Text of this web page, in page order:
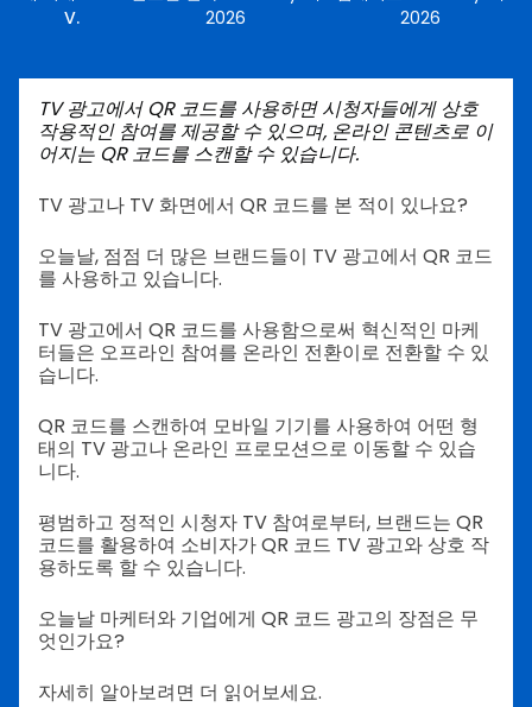
V.
2026
2026
TV 광고에서 QR 코드를 사용하면 시청자들에게 상호
작용적인 참여를 제공할 수 있으며, 온라인 콘텐츠로 이
어지는 QR 코드를 스캔할 수 있습니다.
TV 광고나 TV 화면에서 QR 코드를 본 적이 있나요?
오늘날, 점점 더 많은 브랜드들이 TV 광고에서 QR 코드
를 사용하고 있습니다.
TV 광고에서 QR 코드를 사용함으로써 혁신적인 마케
터들은 오프라인 참여를 온라인 전환이로 전환할 수 있
습니다.
QR 코드를 스캔하여 모바일 기기를 사용하여 어떤 형
태의 TV 광고나 온라인 프로모션으로 이동할 수 있습
니다.
평범하고 정적인 시청자 TV 참여로부터, 브랜드는 QR
코드를 활용하여 소비자가 QR 코드 TV 광고와 상호 작
용하도록 할 수 있습니다.
오늘날 마케터와 기업에게 QR 코드 광고의 장점은 무
엇인가요?
자세히 알아보려면 더 읽어보세요.